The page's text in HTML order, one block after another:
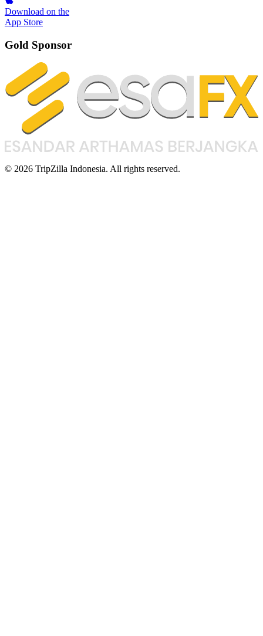
Download on the
App Store
Gold Sponsor
© 2026 TripZilla Indonesia. All rights reserved.